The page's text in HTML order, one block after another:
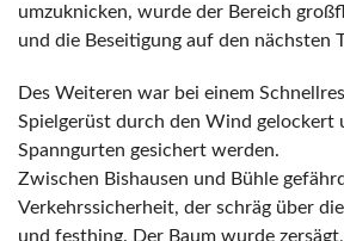
umzuknicken, wurde der Bereich
und die Beseitigung auf den nächsten
Des Weiteren war bei einem
Spielgerüst durch den Wind gelockert
Spanngurten gesichert werden.
Zwischen Bishausen und Bühle
Verkehrssicherheit, der schräg über
und festhing. Der Baum wurde